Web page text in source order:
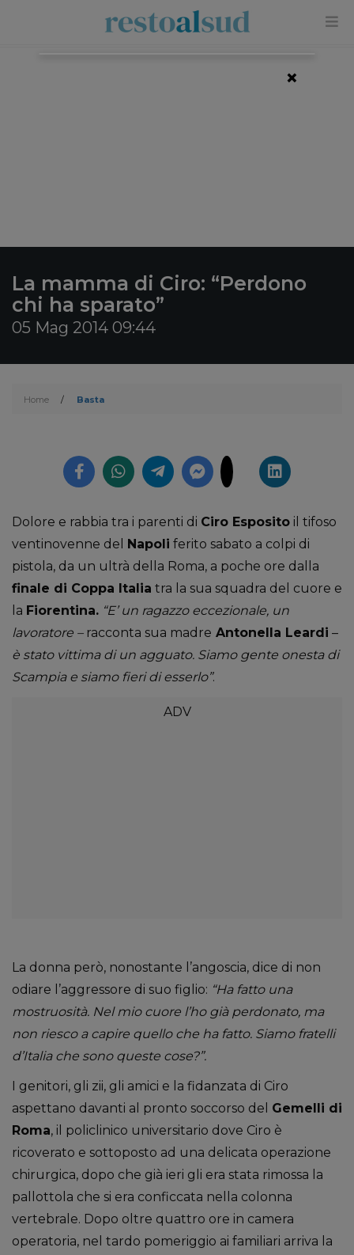
La mamma di Ciro: “Perdono
chi ha sparato”
05 Mag 2014 09:44
Home / Basta
Dolore e rabbia tra i parenti di Ciro Esposito il tifoso
ventinovenne del Napoli ferito sabato a colpi di
pistola, da un ultrà della Roma, a poche ore dalla
finale di Coppa Italia tra la sua squadra del cuore e
la Fiorentina. “E’ un ragazzo eccezionale, un
lavoratore –racconta sua madre Antonella Leardi –
è stato vittima di un agguato. Siamo gente onesta di
Scampia e siamo fieri di esserlo”.
La donna però, nonostante l’angoscia, dice di non
odiare l’aggressore di suo figlio: “Ha fatto una
mostruosità. Nel mio cuore l’ho già perdonato, ma
non riesco a capire quello che ha fatto. Siamo fratelli
d’Italia che sono queste cose?”.
I genitori, gli zii, gli amici e la fidanzata di Ciro
aspettano davanti al pronto soccorso del Gemelli di
Roma, il policlinico universitario dove Ciro è
ricoverato e sottoposto ad una delicata operazione
chirurgica, dopo che già ieri gli era stata rimossa la
pallottola che si era conficcata nella colonna
vertebrale. Dopo oltre quattro ore in camera
operatoria, nel tardo pomeriggio ai familiari arriva la
×